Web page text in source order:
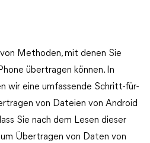
Methoden, mit denen Sie
übertragen können. In
wir eine umfassende Schritt-für-
von Dateien von Android
Sie nach dem Lesen dieser
Übertragen von Daten von